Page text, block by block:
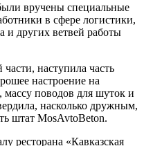
вручены специальные
в сфере логистики,
и других ветвей работы
наступила часть
настроение на
массу поводов для шуток и
насколько дружным,
штат MosAvtoBeton.
ресторана «Кавказская